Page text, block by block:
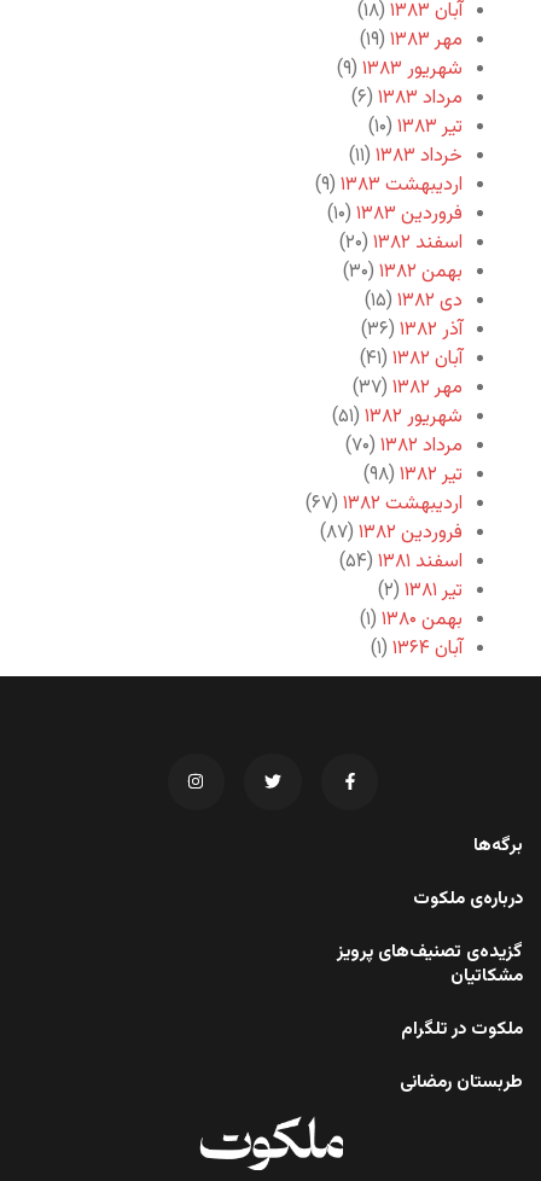
آبان ۱۳۸۳
(۱۸)
مهر ۱۳۸۳
(۱۹)
شهریور ۱۳۸۳
(۹)
مرداد ۱۳۸۳
(۶)
تیر ۱۳۸۳
(۱۰)
خرداد ۱۳۸۳
(۱۱)
اردیبهشت ۱۳۸۳
(۹)
فروردین ۱۳۸۳
(۱۰)
اسفند ۱۳۸۲
(۲۰)
بهمن ۱۳۸۲
(۳۰)
دی ۱۳۸۲
(۱۵)
آذر ۱۳۸۲
(۳۶)
آبان ۱۳۸۲
(۴۱)
مهر ۱۳۸۲
(۳۷)
شهریور ۱۳۸۲
(۵۱)
مرداد ۱۳۸۲
(۷۰)
تیر ۱۳۸۲
(۹۸)
اردیبهشت ۱۳۸۲
(۶۷)
فروردین ۱۳۸۲
(۸۷)
اسفند ۱۳۸۱
(۵۴)
تیر ۱۳۸۱
(۲)
بهمن ۱۳۸۰
(۱)
آبان ۱۳۶۴
(۱)
برگه‌ها
درباره‌ی ملکوت
گزیده‌ی تصنیف‌های پرویز
مشکاتیان
ملکوت در تلگرام
طربستان رمضانی